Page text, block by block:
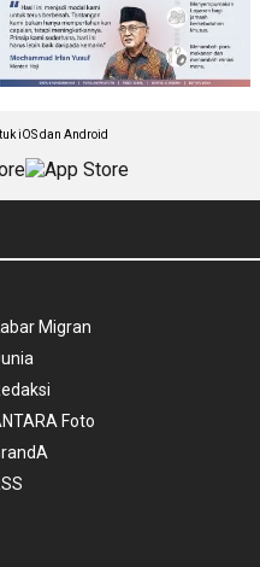
iOS dan Android
Migran
Foto